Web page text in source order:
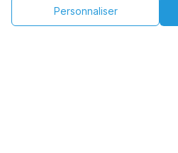
être trouvées dans notre
politique
Personnaliser
Voir les
€444
+